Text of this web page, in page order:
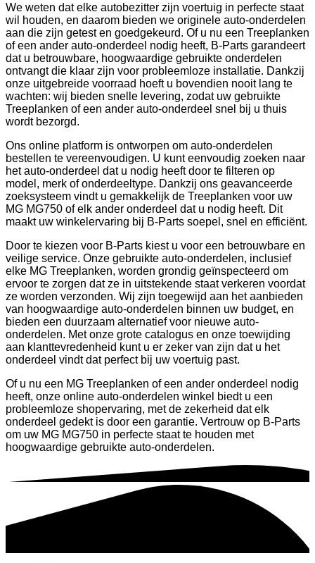
We weten dat elke autobezitter zijn voertuig in perfecte staat
wil houden, en daarom bieden we originele auto-onderdelen
aan die zijn getest en goedgekeurd. Of u nu een Treeplanken
of een ander auto-onderdeel nodig heeft, B-Parts garandeert
dat u betrouwbare, hoogwaardige gebruikte onderdelen
ontvangt die klaar zijn voor probleemloze installatie. Dankzij
onze uitgebreide voorraad hoeft u bovendien nooit lang te
wachten: wij bieden snelle levering, zodat uw gebruikte
Treeplanken of een ander auto-onderdeel snel bij u thuis
wordt bezorgd.
Ons online platform is ontworpen om auto-onderdelen
bestellen te vereenvoudigen. U kunt eenvoudig zoeken naar
het auto-onderdeel dat u nodig heeft door te filteren op
model, merk of onderdeeltype. Dankzij ons geavanceerde
zoeksysteem vindt u gemakkelijk de Treeplanken voor uw
MG MG750 of elk ander onderdeel dat u nodig heeft. Dit
maakt uw winkelervaring bij B-Parts soepel, snel en efficiënt.
Door te kiezen voor B-Parts kiest u voor een betrouwbare en
veilige service. Onze gebruikte auto-onderdelen, inclusief
elke MG Treeplanken, worden grondig geïnspecteerd om
ervoor te zorgen dat ze in uitstekende staat verkeren voordat
ze worden verzonden. Wij zijn toegewijd aan het aanbieden
van hoogwaardige auto-onderdelen binnen uw budget, en
bieden een duurzaam alternatief voor nieuwe auto-
onderdelen. Met onze grote catalogus en onze toewijding
aan klanttevredenheid kunt u er zeker van zijn dat u het
onderdeel vindt dat perfect bij uw voertuig past.
Of u nu een MG Treeplanken of een ander onderdeel nodig
heeft, onze online auto-onderdelen winkel biedt u een
probleemloze shopervaring, met de zekerheid dat elk
onderdeel gedekt is door een garantie. Vertrouw op B-Parts
om uw MG MG750 in perfecte staat te houden met
hoogwaardige gebruikte auto-onderdelen.